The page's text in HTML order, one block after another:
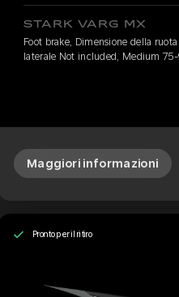
STARK VARG MX
Foot brake, Dimensione della
laterale Not included, Medium
Maggiori informazioni
Pronto per il ritiro